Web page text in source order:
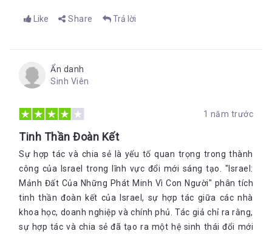
mong muốn sâu sắc xua đi màn đêm và đem thêm nhiều ánh
Nền văn hóa nhân ái
Thành tựu đổi mới của Israel bắt nguồn từ nhiều yếu tố, một
cho nhà cầm quyền và thách thức những điều hiển nhiên.
quân sự bắt buộc, những trường đại học danh tiếng, một bộ
máy chính quyền đồ sộ nhưng thông minh, sự khan hiếm tài
nguyên thiên nhiên và sự đa dạng cũng tạo nên những đặc
trưng riêng của Israel và lý giải tại sao đất nước nhỏ bé này lại
trở thành một cường quốc công nghệ. Song, thay vì chỉ đơn
thuần khiến người dân trở nên giàu có hay mang lại nhiều tiện
ích cho cuộc sống, nhiều công ty công nghệ Israel còn hướng
tới cải tạo thế giới thành một nơi tốt đẹp hơn.
Like Share Trả lời
Ẩn danh
Sinh Viên
1 năm trước
Tinh Thần Đoàn Kết
Sự hợp tác và chia sẻ là yếu tố quan trọng trong thành
công của Israel trong lĩnh vực đổi mới sáng tạo. "Israel:
Mảnh Đất Của Những Phát Minh Vì Con Người" phân tích
tinh thần đoàn kết của Israel, sự hợp tác giữa các nhà
khoa học, doanh nghiệp và chính phủ. Tác giả chỉ ra rằng,
sự hợp tác và chia sẻ đã tạo ra một hệ sinh thái đổi mới